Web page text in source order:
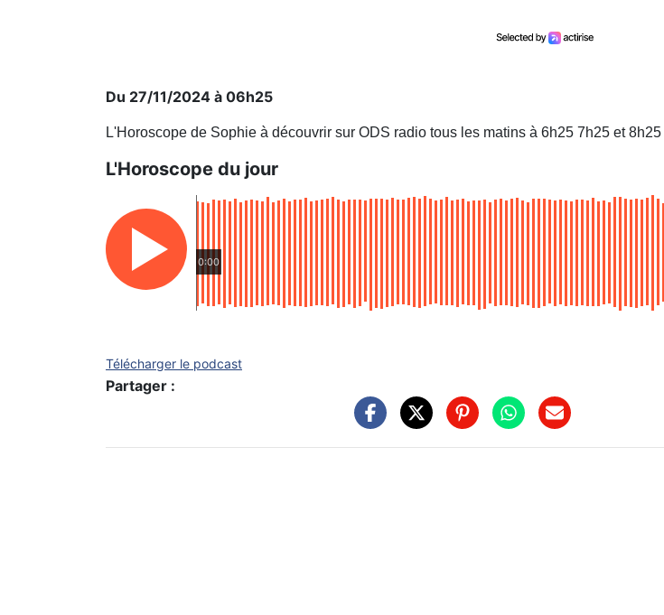
Du 27/11/2024 à 06h25
L'Horoscope de Sophie à découvrir sur ODS radio tous les matins à 6h25 7h25 et 8h25
L'Horoscope du jour
0:00
Télécharger le podcast
Partager :